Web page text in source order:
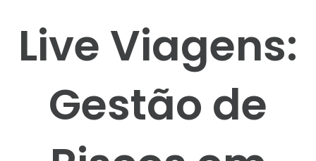
Live Viagens:
Gestão de